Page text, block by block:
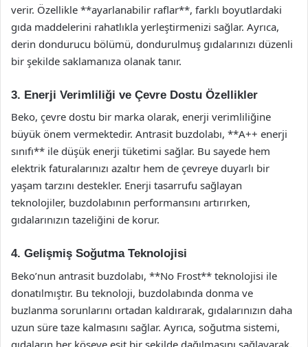
verir. Özellikle **ayarlanabilir raflar**, farklı boyutlardaki
gıda maddelerini rahatlıkla yerleştirmenizi sağlar. Ayrıca,
derin dondurucu bölümü, dondurulmuş gıdalarınızı düzenli
bir şekilde saklamanıza olanak tanır.
3. Enerji Verimliliği ve Çevre Dostu Özellikler
Beko, çevre dostu bir marka olarak, enerji verimliliğine
büyük önem vermektedir. Antrasit buzdolabı, **A++ enerji
sınıfı** ile düşük enerji tüketimi sağlar. Bu sayede hem
elektrik faturalarınızı azaltır hem de çevreye duyarlı bir
yaşam tarzını destekler. Enerji tasarrufu sağlayan
teknolojiler, buzdolabının performansını artırırken,
gıdalarınızın tazeliğini de korur.
4. Gelişmiş Soğutma Teknolojisi
Beko’nun antrasit buzdolabı, **No Frost** teknolojisi ile
donatılmıştır. Bu teknoloji, buzdolabında donma ve
buzlanma sorunlarını ortadan kaldırarak, gıdalarınızın daha
uzun süre taze kalmasını sağlar. Ayrıca, soğutma sistemi,
gıdaların her köşeye eşit bir şekilde dağılmasını sağlayarak,